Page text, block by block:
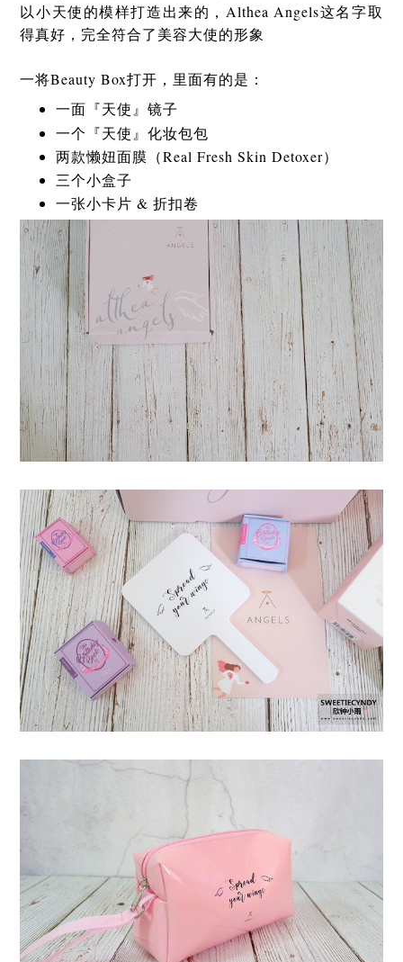
以小天使的模样打造出来的，Althea Angels这名字取
得真好，完全符合了美容大使的形象
一将Beauty Box打开，里面有的是：
一面『天使』镜子
一个『天使』化妆包包
两款懒妞面膜（Real Fresh Skin Detoxer）
三个小盒子
一张小卡片 & 折扣卷